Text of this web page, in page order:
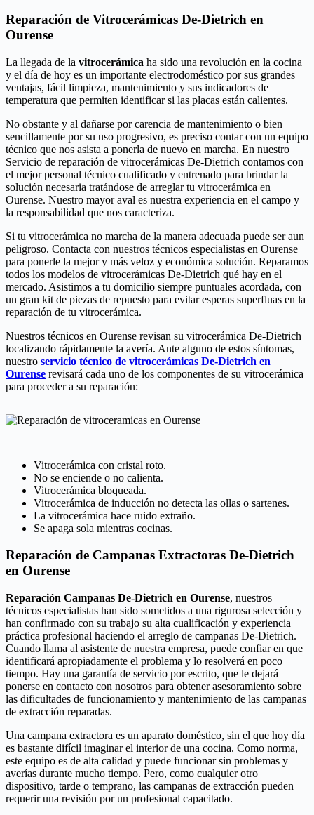
Reparación de Vitrocerámicas De-Dietrich en
Ourense
La llegada de la vitrocerámica ha sido una revolución en la cocina
y el día de hoy es un importante electrodoméstico por sus grandes
ventajas, fácil limpieza, mantenimiento y sus indicadores de
temperatura que permiten identificar si las placas están calientes.
No obstante y al dañarse por carencia de mantenimiento o bien
sencillamente por su uso progresivo, es preciso contar con un equipo
técnico que nos asista a ponerla de nuevo en marcha. En nuestro
Servicio de reparación de vitrocerámicas De-Dietrich contamos con
el mejor personal técnico cualificado y entrenado para brindar la
solución necesaria tratándose de arreglar tu vitrocerámica en
Ourense. Nuestro mayor aval es nuestra experiencia en el campo y
la responsabilidad que nos caracteriza.
Si tu vitrocerámica no marcha de la manera adecuada puede ser aun
peligroso. Contacta con nuestros técnicos especialistas en Ourense
para ponerle la mejor y más veloz y económica solución. Reparamos
todos los modelos de vitrocerámicas De-Dietrich qué hay en el
mercado. Asistimos a tu domicilio siempre puntuales acordada, con
un gran kit de piezas de repuesto para evitar esperas superfluas en la
reparación de tu vitrocerámica.
Nuestros técnicos en Ourense revisan su vitrocerámica De-Dietrich
localizando rápidamente la avería. Ante alguno de estos síntomas,
nuestro servicio técnico de vitrocerámicas De-Dietrich en
Ourense revisará cada uno de los componentes de su vitrocerámica
para proceder a su reparación:
Vitrocerámica con cristal roto.
No se enciende o no calienta.
Vitrocerámica bloqueada.
Vitrocerámica de inducción no detecta las ollas o sartenes.
La vitrocerámica hace ruido extraño.
Se apaga sola mientras cocinas.
Reparación de Campanas Extractoras De-Dietrich
en Ourense
Reparación Campanas De-Dietrich en Ourense, nuestros
técnicos especialistas han sido sometidos a una rigurosa selección y
han confirmado con su trabajo su alta cualificación y experiencia
práctica profesional haciendo el arreglo de campanas De-Dietrich.
Cuando llama al asistente de nuestra empresa, puede confiar en que
identificará apropiadamente el problema y lo resolverá en poco
tiempo. Hay una garantía de servicio por escrito, que le dejará
ponerse en contacto con nosotros para obtener asesoramiento sobre
las dificultades de funcionamiento y mantenimiento de las campanas
de extracción reparadas.
Una campana extractora es un aparato doméstico, sin el que hoy día
es bastante difícil imaginar el interior de una cocina. Como norma,
este equipo es de alta calidad y puede funcionar sin problemas y
averías durante mucho tiempo. Pero, como cualquier otro
dispositivo, tarde o temprano, las campanas de extracción pueden
requerir una revisión por un profesional capacitado.